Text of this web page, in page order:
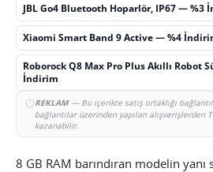
JBL Go4 Bluetooth Hoparlör, IP67 — %3
Xiaomi Smart Band 9 Active — %4
Roborock Q8 Max Pro Plus Akıllı Robot
İndirim
REKLAM— Bu içerikte satış ortaklığı
bağlantılar üzerinden yapılan alışverişlerden
kazanabilir.
8 GB RAM barındıran modelin yanı